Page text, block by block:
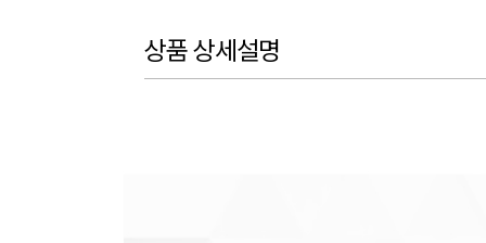
상품 상세설명